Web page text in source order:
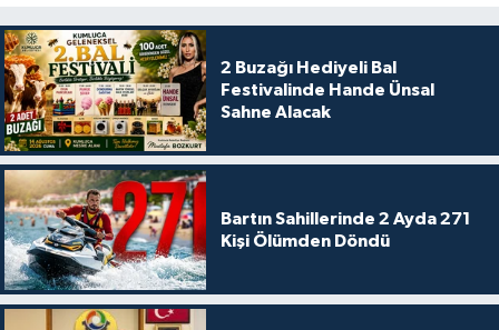
2 Buzağı Hediyeli Bal
Festivalinde Hande Ünsal
Sahne Alacak
Bartın Sahillerinde 2 Ayda 271
Kişi Ölümden Döndü